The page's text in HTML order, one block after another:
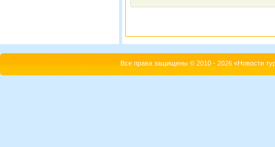
Все права защищены © 2010 - 2026 «Новости